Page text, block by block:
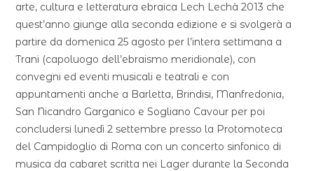
arte, cultura e letteratura ebraica Lech Lechà 2013 che
quest’anno giunge alla seconda edizione e si svolgerà a
partire da domenica 25 agosto per l’intera settimana a
Trani (capoluogo dell’ebraismo meridionale), con
convegni ed eventi musicali e teatrali e con
appuntamenti anche a Barletta, Brindisi, Manfredonia,
San Nicandro Garganico e Sogliano Cavour per poi
concludersi lunedì 2 settembre presso la Protomoteca
del Campidoglio di Roma con un concerto sinfonico di
musica da cabaret scritta nei Lager durante la Seconda